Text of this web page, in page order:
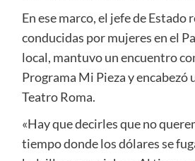
En ese marco, el jefe de Estado
conducidas por mujeres en el
local, mantuvo un encuentro
Programa Mi Pieza y encabezó
Teatro Roma.
«Hay que decirles que no
tiempo donde los dólares se